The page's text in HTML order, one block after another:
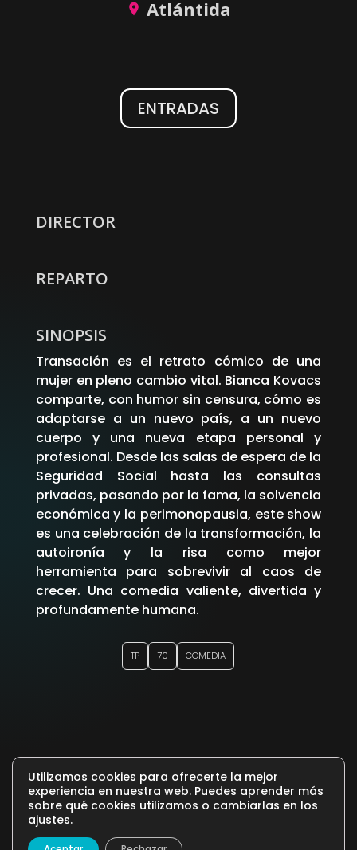
DIRECTOR
REPARTO
SINOPSIS
Transación es el retrato cómico de una
mujer en pleno cambio vital. Bianca Kovacs
comparte, con humor sin censura, cómo es
adaptarse a un nuevo país, a un nuevo
cuerpo y una nueva etapa personal y
profesional. Desde las salas de espera de la
Seguridad Social hasta las consultas
privadas, pasando por la fama, la solvencia
económica y la perimonopausia, este show
es una celebración de la transformación, la
autoironía y la risa como mejor
herramienta para sobrevivir al caos de
crecer. Una comedia valiente, divertida y
profundamente humana.
TP 70 COMEDIA
Atlántida
ENTRADAS
WhatsApp
Facebook
X
Utilizamos cookies para ofrecerte la mejor
experiencia en nuestra web. Puedes aprender más
sobre qué cookies utilizamos o cambiarlas en los
ajustes.